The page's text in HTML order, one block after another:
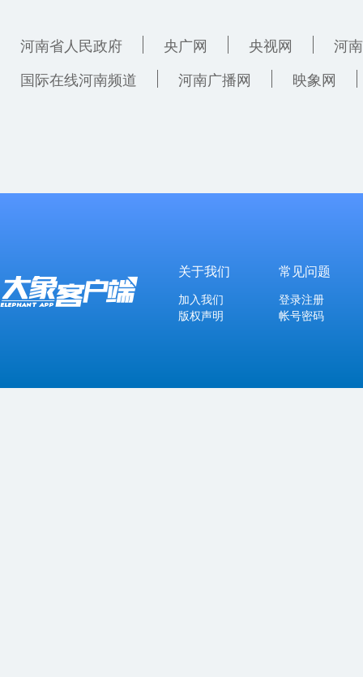
河南省人民政府 央广网 央视网
河
国际在线河南频道
河南广播网 映象网
关于我们
加入我们
版权声明
常见问题
登录注册
帐号密码